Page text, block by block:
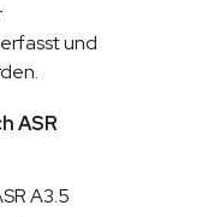
und
ASR
A3.5